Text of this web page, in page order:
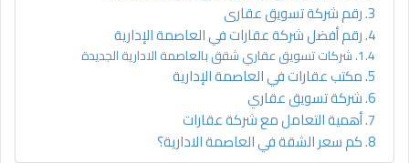
رقم شركة تسويق عقارى
رقم أفضل شركة عقارات في العاصمة الإدارية
شركات تسويق عقاري شقق بالعاصمة الادارية الجديدة
مكتب عقارات في العاصمة الإدارية
شركة تسويق عقاري
أهمية التعامل مع شركة عقارات
كم سعر الشقة في العاصمة الادارية؟